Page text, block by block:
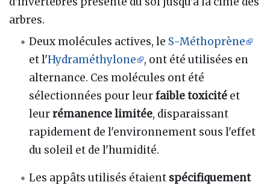
arbres.
Deux molécules actives, le S-Méthoprène
et l'Hydraméthylone
, ont été utilisées en
alternance. Ces molécules ont été
sélectionnées pour leurfaible toxicité et
leurrémanence limitée, disparaissant
rapidement de l'environnement sous l'effet
du soleil et de l'humidité.
Les appâts utilisés étaient spécifiquement